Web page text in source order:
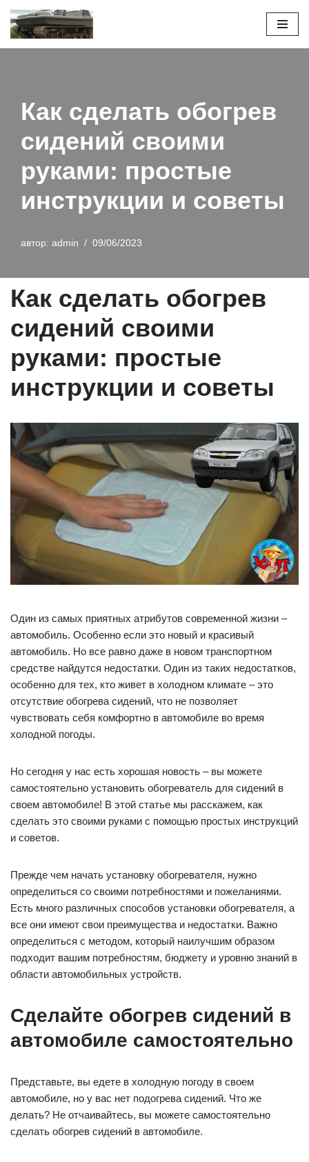
Перейти
Как сделать обогрев
сидений своими
руками: простые
инструкции и советы
автор: admin 09/06/2023
Как сделать обогрев
сидений своими
руками: простые
инструкции и советы
Один из самых приятных атрибутов современной жизни –
автомобиль. Особенно если это новый и красивый
автомобиль. Но все равно даже в новом транспортном
средстве найдутся недостатки. Один из таких недостатков,
особенно для тех, кто живет в холодном климате – это
отсутствие обогрева сидений, что не позволяет
чувствовать себя комфортно в автомобиле во время
холодной погоды.
Но сегодня у нас есть хорошая новость – вы можете
самостоятельно установить обогреватель для сидений в
своем автомобиле! В этой статье мы расскажем, как
сделать это своими руками с помощью простых инструкций
и советов.
Прежде чем начать установку обогревателя, нужно
определиться со своими потребностями и пожеланиями.
Есть много различных способов установки обогревателя, а
все они имеют свои преимущества и недостатки. Важно
определиться с методом, который наилучшим образом
подходит вашим потребностям, бюджету и уровню знаний в
области автомобильных устройств.
Сделайте обогрев сидений в
автомобиле самостоятельно
Представьте, вы едете в холодную погоду в своем
автомобиле, но у вас нет подогрева сидений. Что же
делать? Не отчаивайтесь, вы можете самостоятельно
сделать обогрев сидений в автомобиле.